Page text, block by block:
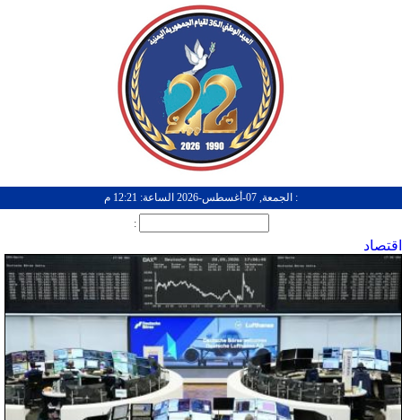
: الجمعة, 07-أغسطس-2026 الساعة: 12:21 م
:
اقتصاد